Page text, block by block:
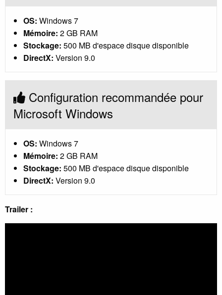
OS: Windows 7
Mémoire: 2 GB RAM
Stockage: 500 MB d'espace disque disponible
DirectX: Version 9.0
Configuration recommandée pour
Microsoft Windows
OS: Windows 7
Mémoire: 2 GB RAM
Stockage: 500 MB d'espace disque disponible
DirectX: Version 9.0
Trailer :